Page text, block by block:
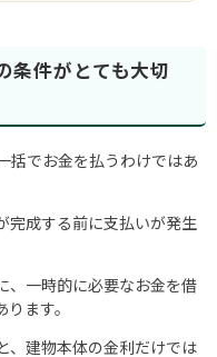
条件がとても大切
括でお金を払うわけではあ
完成する前に支払いが発生
、一時的に必要なお金を借
ます。
、建物本体の金利だけでは